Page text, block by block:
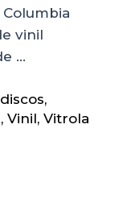
vinil
…
discos,
, Vinil, Vitrola